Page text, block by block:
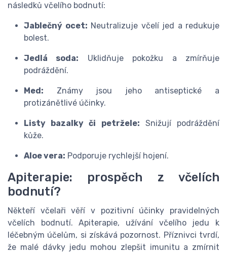
následků včelího bodnutí:
Jablečný ocet: Neutralizuje včelí jed a redukuje
bolest.
Jedlá soda: Uklidňuje pokožku a zmírňuje
podráždění.
Med: Známy jsou jeho antiseptické a
protizánětlivé účinky.
Listy bazalky či petržele: Snižují podráždění
kůže.
Aloe vera: Podporuje rychlejší hojení.
Apiterapie: prospěch z včelích
bodnutí?
Někteří včelaři věří v pozitivní účinky pravidelných
včelích bodnutí. Apiterapie, užívání včelího jedu k
léčebným účelům, si získává pozornost. Příznivci tvrdí,
že malé dávky jedu mohou zlepšit imunitu a zmírnit